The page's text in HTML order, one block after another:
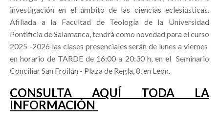
investigación en el ámbito de las ciencias eclesiásticas.
Afiliada a la Facultad de Teología de la Universidad
Pontificia de Salamanca, tendrá como novedad para el curso
2025 -2026 las clases presenciales serán de lunes a viernes
en horario de TARDE de 16:00 a 20:30 h, en el Seminario
Conciliar San Froilán - Plaza de Regla, 8, en León.
CONSULTA AQUÍ TODA LA
INFORMACIÓN